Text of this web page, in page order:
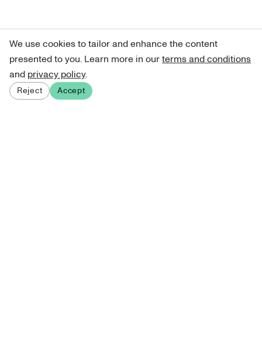
We use cookies to tailor and enhance the content
presented to you. Learn more in ourterms and conditions
and privacy policy.
Reject Accept